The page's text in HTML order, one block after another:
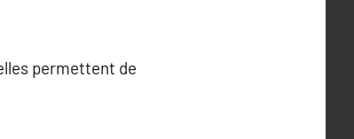
permettent de